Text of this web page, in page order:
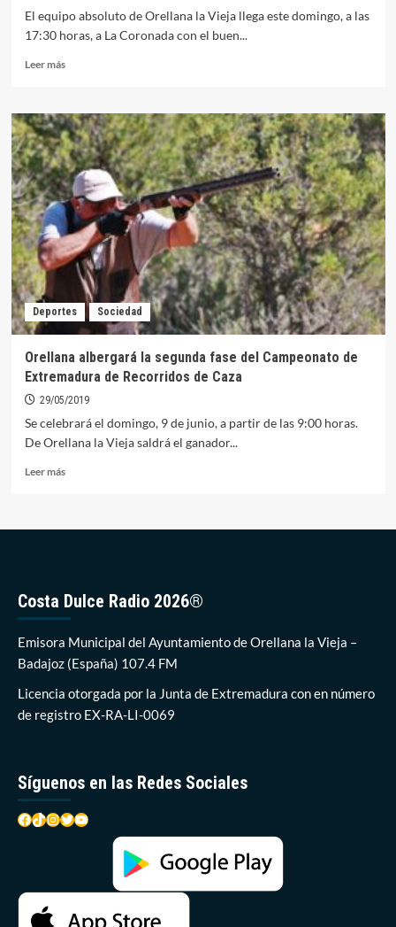
El equipo absoluto de Orellana la Vieja llega este domingo, a las
17:30 horas, a La Coronada con el buen...
Leer másLeer
El
Orellana
CD
visita
al
San
Bartolomé
este
domingo
Deportes Sociedad
Orellana albergará la segunda fase del Campeonato de
Extremadura de Recorridos de Caza
29/05/2019
Se celebrará el domingo, 9 de junio, a partir de las 9:00 horas.
De Orellana la Vieja saldrá el ganador...
Leer másLeer
del
Campeonato
de
Extremadura
de
Recorridos
Caza
Costa Dulce Radio 2026®
Emisora Municipal del Ayuntamiento de Orellana la Vieja –
Badajoz (España) 107.4 FM
Licencia otorgada por la Junta de Extremadura con en número
de registro EX-RA-LI-0069
Síguenos en las Redes Sociales
Facebook
TikTok
Instagram
Twitter
YouTube